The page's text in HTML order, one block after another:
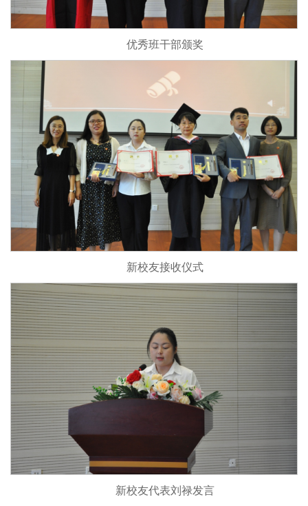
优秀班干部颁奖
新校友接收仪式
新校友代表刘禄发言